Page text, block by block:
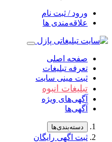
ورود / ثبت نام
علاقه‌مندی ها
صفحه اصلی
تعرفه تبلیغات
ثبت مینی سایت
تبلیغات انبوه
آگهی‌های ویژه
آگهی‌ها
دسته‌بندی‌ها
ثبت اگهی رایگان